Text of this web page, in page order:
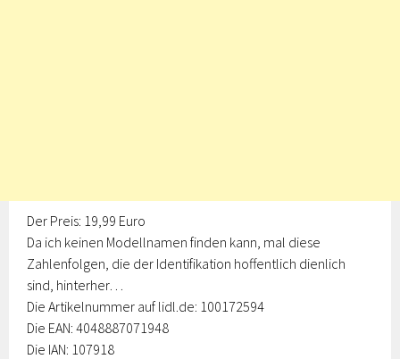
Der Preis: 19,99 Euro
Da ich keinen Modellnamen finden kann, mal diese
Zahlenfolgen, die der Identifikation hoffentlich dienlich
sind, hinterher…
Die Artikelnummer auf lidl.de: 100172594
Die EAN: 4048887071948
Die IAN: 107918